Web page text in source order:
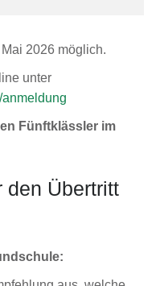
2026 möglich.
unter
Fünftklässler im
den Übertritt